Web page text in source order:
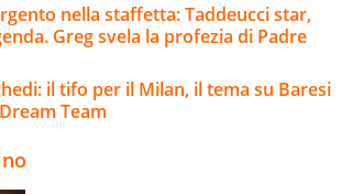
nella staffetta: Taddeucci star,
Greg svela la profezia di Padre
il tifo per il Milan, il tema su Baresi
Team